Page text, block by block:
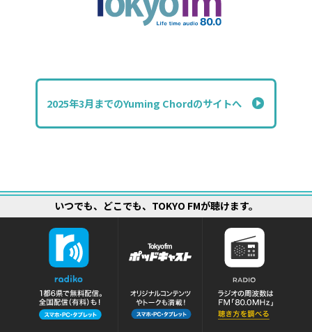
2025年3月までのYuming Chordのサイトへ
いつでも、どこでも、TOKYO FMが聴けます。